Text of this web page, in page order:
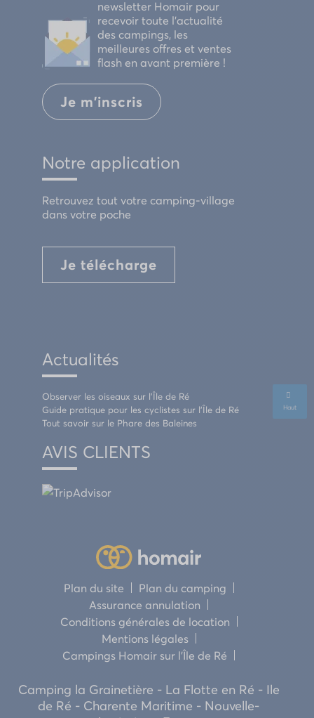
newsletter Homair pour
recevoir toute l'actualité
des campings, les
meilleures offres et ventes
flash en avant première !
Je m'inscris
Notre application
Retrouvez tout votre camping-village
dans votre poche
Je télécharge
Actualités
Observer les oiseaux sur l’Île de Ré
Guide pratique pour les cyclistes sur l’Île de Ré
Tout savoir sur le Phare des Baleines
AVIS CLIENTS
Plan du site
Plan du camping
Assurance annulation
Conditions générales de location
Mentions légales
Campings Homair sur l’Île de Ré
Camping la Grainetière - La Flotte en Ré - Ile
de Ré - Charente Maritime - Nouvelle-
Haut